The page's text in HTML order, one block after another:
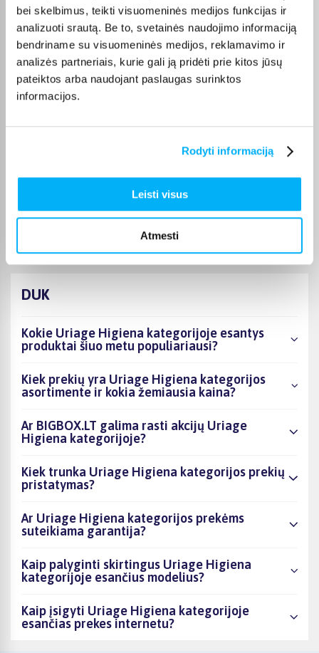
bei skelbimus, teikti visuomeninės medijos funkcijas ir
analizuoti srautą. Be to, svetainės naudojimo informaciją
bendriname su visuomeninės medijos, reklamavimo ir
analizės partneriais, kurie gali ją pridėti prie kitos jūsų
pateiktos arba naudojant paslaugas surinktos
informacijos.
Rodyti informaciją
Leisti visus
Atmesti
Laima M.
Patvirtintas pirkėjas
👍
JOKŪBAS V.
Puikiai.
DUK
Kokie Uriage Higiena kategorijoje esantys
produktai šiuo metu populiariausi?
Kiek prekių yra Uriage Higiena kategorijos
asortimente ir kokia žemiausia kaina?
Ar BIGBOX.LT galima rasti akcijų Uriage
Higiena kategorijoje?
Kiek trunka Uriage Higiena kategorijos prekių
pristatymas?
Ar Uriage Higiena kategorijos prekėms
suteikiama garantija?
Kaip palyginti skirtingus Uriage Higiena
kategorijoje esančius modelius?
Kaip įsigyti Uriage Higiena kategorijoje
esančias prekes internetu?